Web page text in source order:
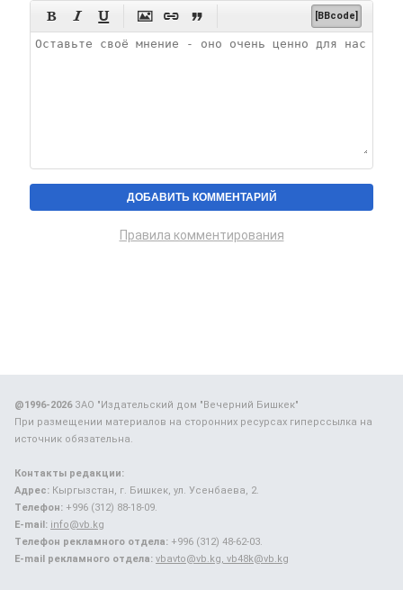
      [BBcode]
Правила комментирования
@1996-2026ЗАО "Издательский дом "Вечерний Бишкек"
При размещении материалов на сторонних ресурсах гиперссылка на
источник обязательна.
Контакты редакции:
Адрес: Кыргызстан, г. Бишкек, ул. Усенбаева, 2.
Телефон: +996 (312) 88-18-09.
E-mail: info@vb.kg
Телефон рекламного отдела: +996 (312) 48-62-03.
E-mail рекламного отдела: vbavto@vb.kg, vb48k@vb.kg